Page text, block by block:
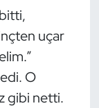
uçar
O
gibi netti.